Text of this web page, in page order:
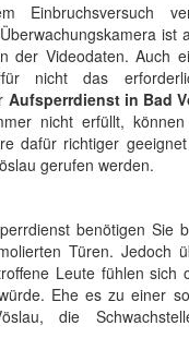
Einbruchsversuch
ist
Videodaten. Auch
nicht das
Aufsperrdienst in Bad
nicht erfüllt,
dafür richtiger
gerufen werden.
benötigen Sie
Türen. Jedoch
Leute fühlen
Ehe es zu einer
die